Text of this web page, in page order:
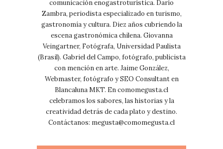
comunicación enogastroturística. Darío
Zambra, periodista especializado en turismo,
gastronomía y cultura. Diez años cubriendo la
escena gastronómica chilena. Giovanna
Veingartner, Fotógrafa, Universidad Paulista
(Brasil). Gabriel del Campo, fotógrafo, publicista
con mención en arte. Jaime González,
Webmaster, fotógrafo y SEO Consultant en
Blancaluna MKT. En comomegusta.cl
celebramos los sabores, las historias y la
creatividad detrás de cada plato y destino.
Contáctanos: megusta@comomegusta.cl